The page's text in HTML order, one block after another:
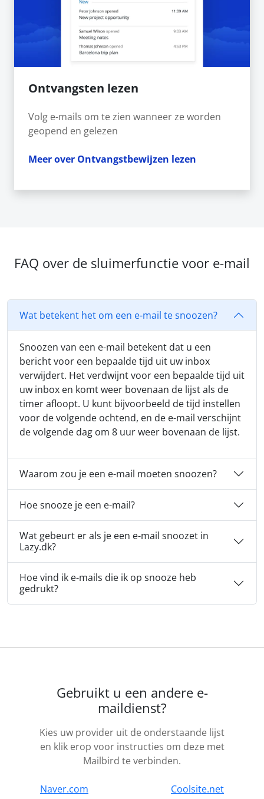
Ontvangsten lezen
Volg e-mails om te zien wanneer ze worden
geopend en gelezen
Meer over Ontvangstbewijzen lezen
FAQ over de sluimerfunctie voor e-mail
Wat betekent het om een e-mail te snoozen?
Snoozen van een e-mail betekent dat u een
bericht voor een bepaalde tijd uit uw inbox
verwijdert. Het verdwijnt voor een bepaalde tijd uit
uw inbox en komt weer bovenaan de lijst als de
timer afloopt. U kunt bijvoorbeeld de tijd instellen
voor de volgende ochtend, en de e-mail verschijnt
de volgende dag om 8 uur weer bovenaan de lijst.
Waarom zou je een e-mail moeten snoozen?
Hoe snooze je een e-mail?
Wat gebeurt er als je een e-mail snoozet in
Lazy.dk?
Hoe vind ik e-mails die ik op snooze heb
gedrukt?
Gebruikt u een andere e-
maildienst?
Kies uw provider uit de onderstaande lijst
en klik erop voor instructies om deze met
Mailbird te verbinden.
Naver.com
Coolsite.net